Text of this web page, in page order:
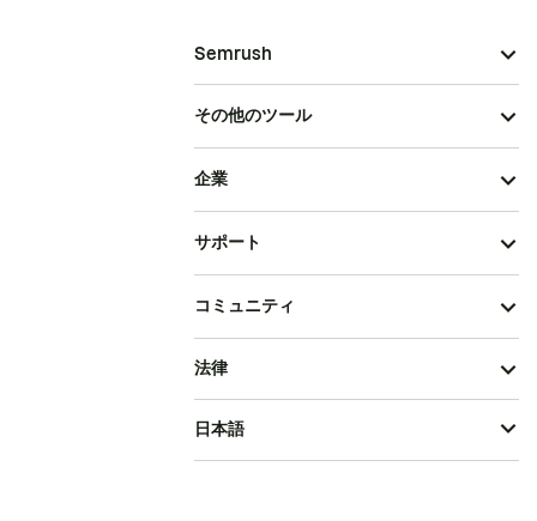
Semrush
その他のツール
企業
サポート
コミュニティ
法律
日本語